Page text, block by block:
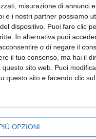
misurazione di annunci
e i nostri partner possiamo
dispositivo. Puoi fare clic
In alternativa puoi
o di negare il
il tuo consenso, ma hai il
sito web. Puoi
questo sito e facendo clic
OPZIONI
Volley Bisceglie ,
Torre, Cutrofiano,